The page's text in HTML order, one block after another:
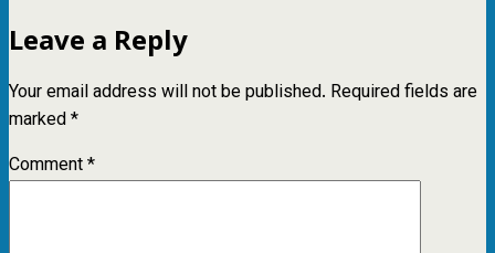
Leave a Reply
Your email address will not be published. Required fields are
marked*
Comment*